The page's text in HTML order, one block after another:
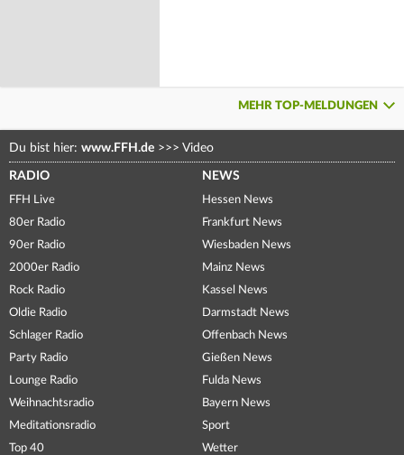
MEHR TOP-MELDUNGEN
Du bist hier: www.FFH.de >>> Video
RADIO
FFH Live
80er Radio
90er Radio
2000er Radio
Rock Radio
Oldie Radio
Schlager Radio
Party Radio
Lounge Radio
Weihnachtsradio
Meditationsradio
Top 40
NEWS
Hessen News
Frankfurt News
Wiesbaden News
Mainz News
Kassel News
Darmstadt News
Offenbach News
Gießen News
Fulda News
Bayern News
Sport
Wetter